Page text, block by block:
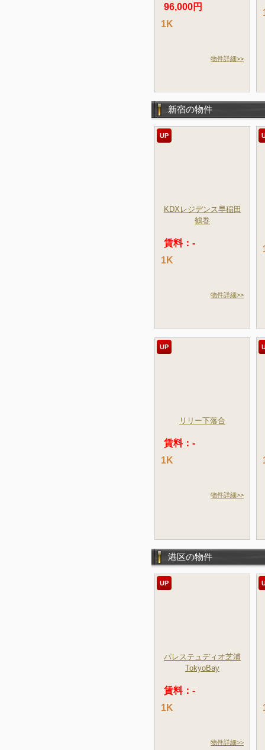
96,000円
1K
物件詳細>>
新宿の物件
UP
KDXレジデンス早稲田
鶴巻
賃料：-
1K
物件詳細>>
UP
リリー下落合
賃料：-
1K
物件詳細>>
港区の物件
UP
パレステュディオ芝浦
TokyoBay
賃料：-
1K
物件詳細>>